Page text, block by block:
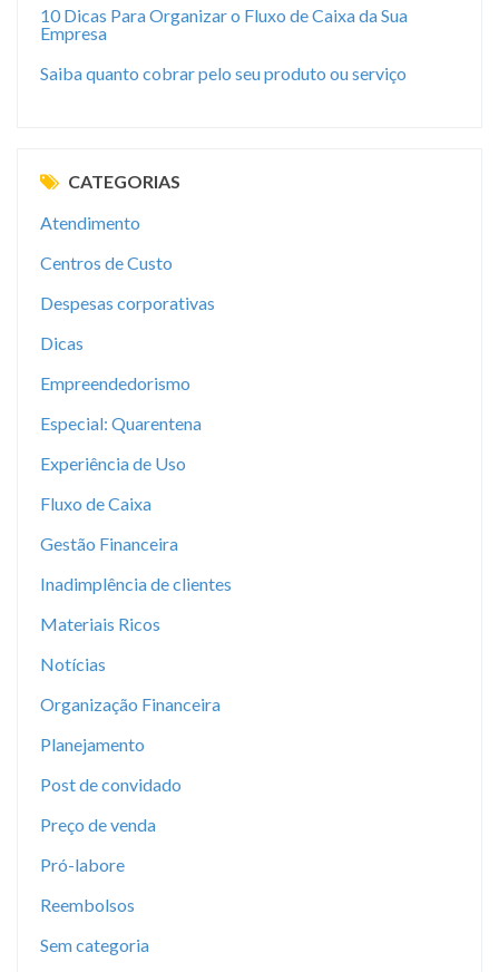
10 Dicas Para Organizar o Fluxo de Caixa da Sua
Empresa
Saiba quanto cobrar pelo seu produto ou serviço
CATEGORIAS
Atendimento
Centros de Custo
Despesas corporativas
Dicas
Empreendedorismo
Especial: Quarentena
Experiência de Uso
Fluxo de Caixa
Gestão Financeira
Inadimplência de clientes
Materiais Ricos
Notícias
Organização Financeira
Planejamento
Post de convidado
Preço de venda
Pró-labore
Reembolsos
Sem categoria